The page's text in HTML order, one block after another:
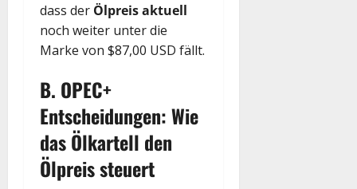
dass der Ölpreis aktuell
noch weiter unter die
Marke von $87,00 USD fällt.
B. OPEC+
Entscheidungen: Wie
das Ölkartell den
Ölpreis steuert